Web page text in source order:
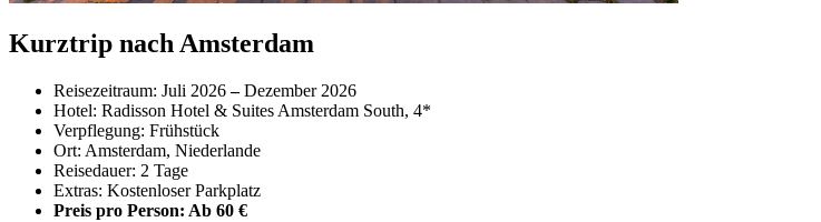
Kurztrip nach Amsterdam
Reisezeitraum: Juli 2026–Dezember 2026
Hotel: Radisson Hotel & Suites Amsterdam South, 4*
Verpflegung: Frühstück
Ort: Amsterdam, Niederlande
Reisedauer: 2 Tage
Extras: Kostenloser Parkplatz
Preis pro Person: Ab 60 €